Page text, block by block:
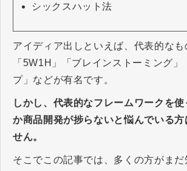
シックスハット法
アイディア出しといえば、代表的なも
「5W1H」「ブレインストーミング」
プ」などが有名です。
しかし、代表的なフレームワークを
か商品開発が捗らないと悩んでいる方
せん。
そこでこの記事では、多くの方がまだ